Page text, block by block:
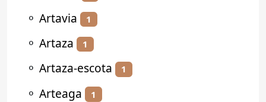
⚬ Artavia 1
⚬ Artaza 1
⚬ Artaza-escota 1
⚬ Arteaga 1